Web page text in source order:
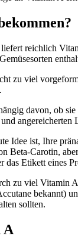
reichlich
zu viel
davon, ob
Idee ist, Ihre
Beta-Carotin,
Etikett eines
zu viel Vitamin
sollten.
A